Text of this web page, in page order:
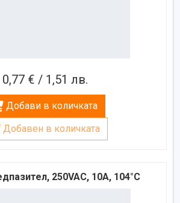
0,77 € / 1,51 лв.
Добави в количката
Добавен в количката
250VAC, 10A, 104°C